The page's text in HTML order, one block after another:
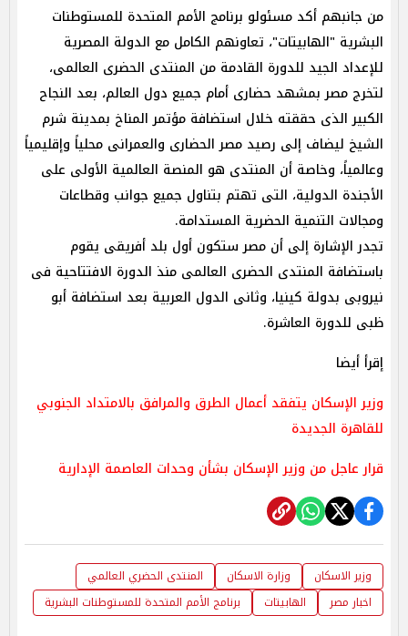
من جانبهم أكد مسئولو برنامج الأمم المتحدة للمستوطنات
البشرية "الهابيتات"، تعاونهم الكامل مع الدولة المصرية
للإعداد الجيد للدورة القادمة من المنتدى الحضرى العالمى،
لتخرج مصر بمشهد حضارى أمام جميع دول العالم، بعد النجاح
الكبير الذى حققته خلال استضافة مؤتمر المناخ بمدينة شرم
الشيخ ليضاف إلى رصيد مصر الحضارى والعمرانى محلياً وإقليمياً
وعالمياً، وخاصة أن المنتدى هو المنصة العالمية الأولى على
الأجندة الدولية، التى تهتم بتناول جميع جوانب وقطاعات
ومجالات التنمية الحضرية المستدامة.
تجدر الإشارة إلى أن مصر ستكون أول بلد أفريقى يقوم
باستضافة المنتدى الحضرى العالمى منذ الدورة الافتتاحية فى
نيروبى بدولة كينيا، وثانى الدول العربية بعد استضافة أبو
ظبى للدورة العاشرة.
إقرأ أيضا
وزير الإسكان يتفقد أعمال الطرق والمرافق بالامتداد الجنوبي
للقاهرة الجديدة
قرار عاجل من وزير الإسكان بشأن وحدات العاصمة الإدارية
وزير الاسكان وزارة الاسكان
المنتدى الحضري العالمي
اخبار مصر
الهابيتات برنامج الأمم المتحدة للمستوطنات البشرية